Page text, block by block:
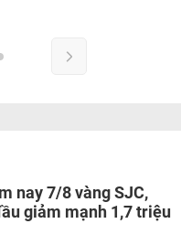
nay 7/8 vàng SJC,
giảm mạnh 1,7 triệu